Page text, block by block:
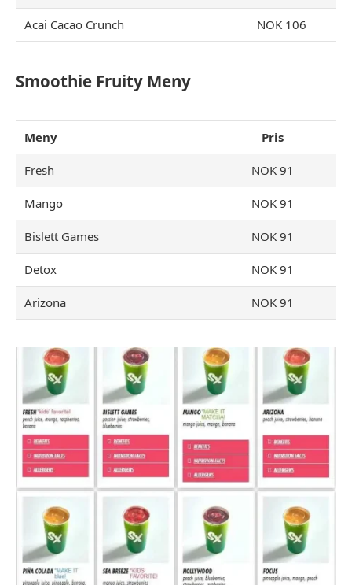
Acai Cacao Crunch NOK 106
Smoothie Fruity Meny
Meny Pris
Fresh NOK 91
Mango NOK 91
Bislett Games NOK 91
Detox NOK 91
Arizona NOK 91